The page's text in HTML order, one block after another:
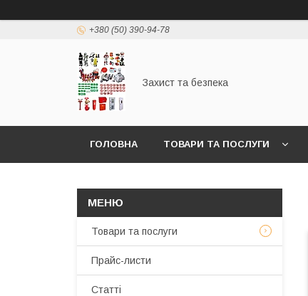
+380 (50) 390-94-78
Захист та безпека
ГОЛОВНА ТОВАРИ ТА ПОСЛУГИ
Товари та послуги
Прайс-листи
Статті